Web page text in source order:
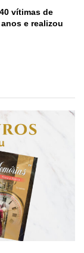
vítimas de
e realizou